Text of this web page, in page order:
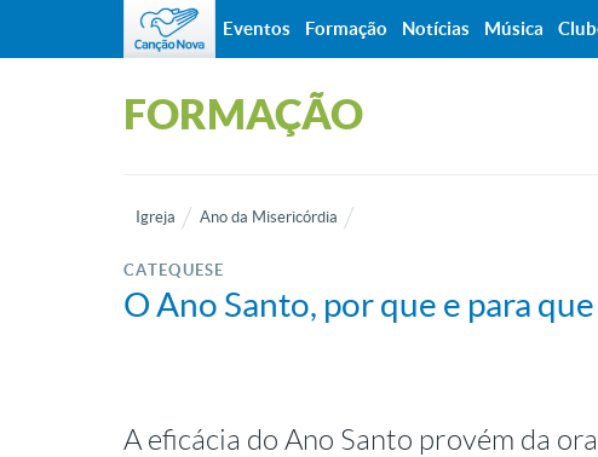
FORMAÇÃO
Igreja Ano da Misericórdia
CATEQUESE
O Ano Santo, por que e para
A eficácia do Ano Santo provém da
Eventos Formação Notícias Música